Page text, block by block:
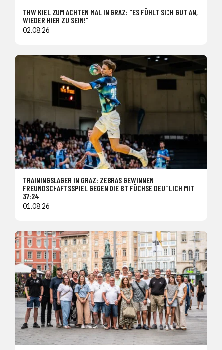
THW KIEL ZUM ACHTEN MAL IN GRAZ: "ES FÜHLT SICH GUT AN,
WIEDER HIER ZU SEIN!"
02.08.26
TRAININGSLAGER IN GRAZ: ZEBRAS GEWINNEN
FREUNDSCHAFTSSPIEL GEGEN DIE BT FÜCHSE DEUTLICH MIT
37:24
01.08.26